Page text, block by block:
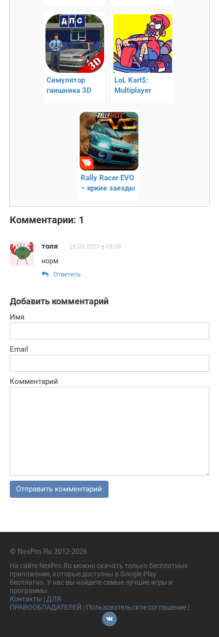
Вы лучший
водитель!
Симулятор
гаишника 3D
LoL Kart$:
Multiplayer
сумасшедшие
гонка!
Rally Racer EVO
– яркие заезды
Комментарии: 1
толя 29.03.2021 в 09:08
норм
Ответить
Добавить комментарий
Имя
Email
Комментарий
© NexPro.Ru 2012-2026
На сайте NexPro.Ru можно скачать только бесплатные
приложения, которые доступны в Google Play
бесплатно. У нас вы найдете самые лучшие игры и
программы.
Контакты | ДЛЯ
ПРАВООБЛАДАТЕЛЕЙ | Пользовательское соглашение |